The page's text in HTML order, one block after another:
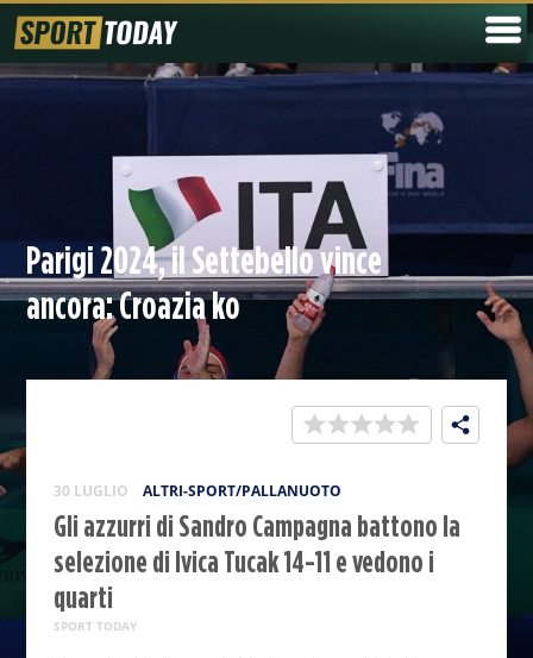
Parigi 2024, il Settebello vince
ancora: Croazia ko
30 LUGLIO ALTRI-SPORT/PALLANUOTO
Gli azzurri di Sandro Campagna battono la
selezione di Ivica Tucak 14-11 e vedono i
quarti
SPORT TODAY